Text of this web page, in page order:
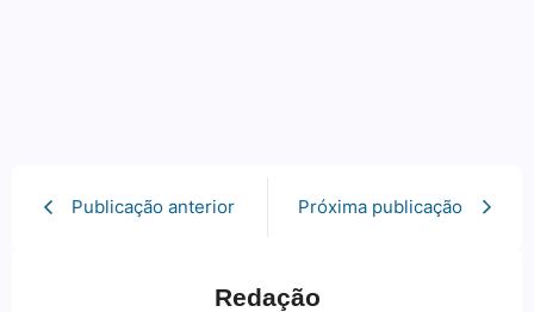
Publicação anterior Próxima publicação
Redação